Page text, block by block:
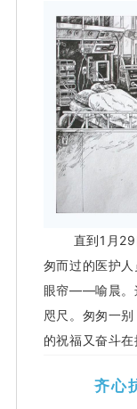
直到1月
匆而过的医护
眼帘——喻晨。
咫尺。 匆匆一
的祝福又奋斗在
齐心